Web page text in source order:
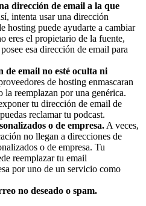
dirección de email a la que
intenta usar una dirección
hosting puede ayudarte a cambiar
eres el propietario de la fuente,
esa dirección de email para
de email no esté oculta ni
de hosting enmascaran
la reemplazan por una genérica.
tu dirección de email de
reclamar tu podcast.
o de empresa. A veces,
no llegan a direcciones de
o de empresa. Tu
reemplazar tu email
por uno de un servicio como
no deseado o spam.